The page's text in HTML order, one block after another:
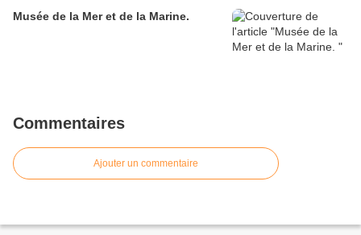
Musée de la Mer et de la Marine.
Commentaires
Ajouter un commentaire